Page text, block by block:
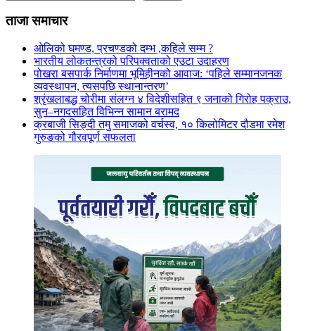
ताजा समाचार
ओलिको घमण्ड, प्रचण्डको दम्भ ,कहिले सम्म ?
भारतीय लोकतन्त्रको परिपक्वताको एउटा उदाहरण
पोखरा बसपार्क निर्माणमा भूमिहीनको आवाज: ‘पहिले सम्मानजनक
व्यवस्थापन, त्यसपछि स्थानान्तरण’
श्रृंखलाबद्ध चोरीमा संलग्न ४ विदेशीसहित ९ जनाको गिरोह पक्राउ,
सुन–नगदसहित विभिन्न सामान बरामद
क्रबाजी सिङ्दी तमु समाजको वर्चस्व, १० किलोमिटर दौडमा रमेश
गुरुङको गौरवपूर्ण सफलता